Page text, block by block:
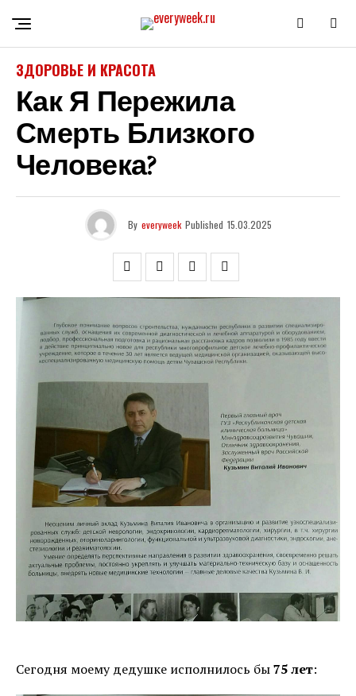
ЗДОРОВЬЕ И КРАСОТА
Как Я Пережила
Смерть Близкого
Человека?
By everyweek Published 15.03.2025
Сегодня моему дедушке исполнилось бы75 лет: